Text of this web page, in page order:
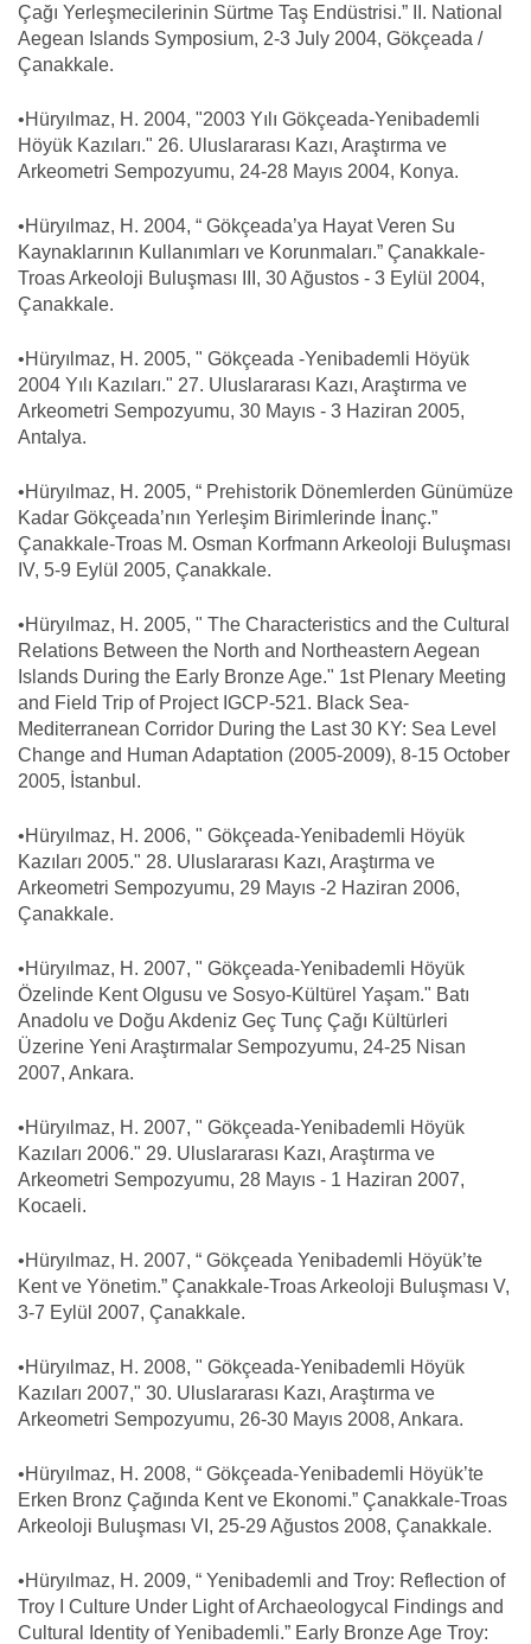
Çağı Yerleşmecilerinin Sürtme Taş Endüstrisi.” II. National
Aegean Islands Symposium, 2-3 July 2004, Gökçeada /
Çanakkale.
•Hüryılmaz, H. 2004, "2003 Yılı Gökçeada-Yenibademli
Höyük Kazıları." 26. Uluslararası Kazı, Araştırma ve
Arkeometri Sempozyumu, 24-28 Mayıs 2004, Konya.
•Hüryılmaz, H. 2004, “ Gökçeada’ya Hayat Veren Su
Kaynaklarının Kullanımları ve Korunmaları.” Çanakkale-
Troas Arkeoloji Buluşması III, 30 Ağustos - 3 Eylül 2004,
Çanakkale.
•Hüryılmaz, H. 2005, " Gökçeada -Yenibademli Höyük
2004 Yılı Kazıları." 27. Uluslararası Kazı, Araştırma ve
Arkeometri Sempozyumu, 30 Mayıs - 3 Haziran 2005,
Antalya.
•Hüryılmaz, H. 2005, “ Prehistorik Dönemlerden Günümüze
Kadar Gökçeada’nın Yerleşim Birimlerinde İnanç.”
Çanakkale-Troas M. Osman Korfmann Arkeoloji Buluşması
IV, 5-9 Eylül 2005, Çanakkale.
•Hüryılmaz, H. 2005, " The Characteristics and the Cultural
Relations Between the North and Northeastern Aegean
Islands During the Early Bronze Age." 1st Plenary Meeting
and Field Trip of Project IGCP-521. Black Sea-
Mediterranean Corridor During the Last 30 KY: Sea Level
Change and Human Adaptation (2005-2009), 8-15 October
2005, İstanbul.
•Hüryılmaz, H. 2006, " Gökçeada-Yenibademli Höyük
Kazıları 2005." 28. Uluslararası Kazı, Araştırma ve
Arkeometri Sempozyumu, 29 Mayıs -2 Haziran 2006,
Çanakkale.
•Hüryılmaz, H. 2007, " Gökçeada-Yenibademli Höyük
Özelinde Kent Olgusu ve Sosyo-Kültürel Yaşam." Batı
Anadolu ve Doğu Akdeniz Geç Tunç Çağı Kültürleri
Üzerine Yeni Araştırmalar Sempozyumu, 24-25 Nisan
2007, Ankara.
•Hüryılmaz, H. 2007, " Gökçeada-Yenibademli Höyük
Kazıları 2006." 29. Uluslararası Kazı, Araştırma ve
Arkeometri Sempozyumu, 28 Mayıs - 1 Haziran 2007,
Kocaeli.
•Hüryılmaz, H. 2007, “ Gökçeada Yenibademli Höyük’te
Kent ve Yönetim.” Çanakkale-Troas Arkeoloji Buluşması V,
3-7 Eylül 2007, Çanakkale.
•Hüryılmaz, H. 2008, " Gökçeada-Yenibademli Höyük
Kazıları 2007," 30. Uluslararası Kazı, Araştırma ve
Arkeometri Sempozyumu, 26-30 Mayıs 2008, Ankara.
•Hüryılmaz, H. 2008, “ Gökçeada-Yenibademli Höyük’te
Erken Bronz Çağında Kent ve Ekonomi.” Çanakkale-Troas
Arkeoloji Buluşması VI, 25-29 Ağustos 2008, Çanakkale.
•Hüryılmaz, H. 2009, “ Yenibademli and Troy: Reflection of
Troy I Culture Under Light of Archaeologycal Findings and
Cultural Identity of Yenibademli.” Early Bronze Age Troy: